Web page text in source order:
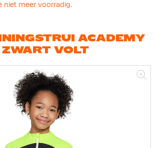
niet meer voorradig.
ACADEMY
VOLT